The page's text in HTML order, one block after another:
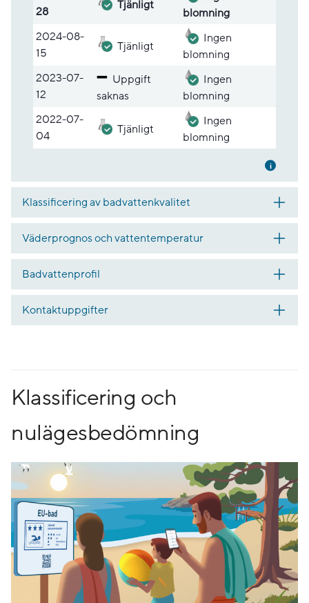
28
Tjänligt
blomning
2024-08-
15
Tjänligt
Ingen
blomning
2023-07-
12
Uppgift
saknas
Ingen
blomning
2022-07-
04
Tjänligt
Ingen
blomning
Mer
Klassificering av badvattenkvalitet
Väderprognos och vattentemperatur
Badvattenprofil
Kontaktuppgifter
Klassificering och
nulägesbedömning